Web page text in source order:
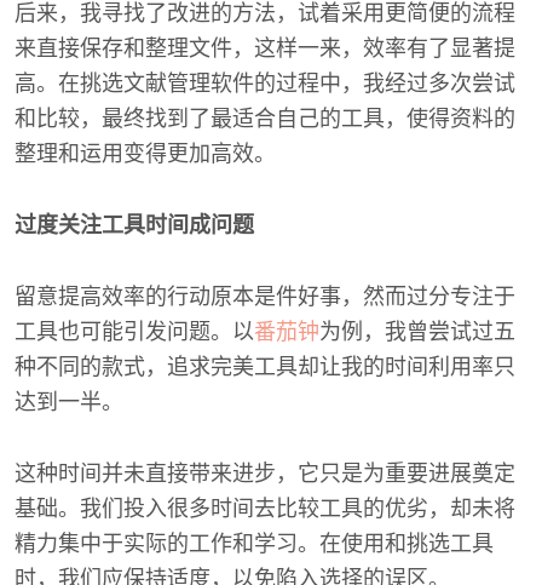
后来，我寻找了改进的方法，试着采用更简便的流程
来直接保存和整理文件，这样一来，效率有了显著提
高。在挑选文献管理软件的过程中，我经过多次尝试
和比较，最终找到了最适合自己的工具，使得资料的
整理和运用变得更加高效。
过度关注工具时间成问题
留意提高效率的行动原本是件好事，然而过分专注于
工具也可能引发问题。以番茄钟为例，我曾尝试过五
种不同的款式，追求完美工具却让我的时间利用率只
达到一半。
这种时间并未直接带来进步，它只是为重要进展奠定
基础。我们投入很多时间去比较工具的优劣，却未将
精力集中于实际的工作和学习。在使用和挑选工具
时，我们应保持适度，以免陷入选择的误区。